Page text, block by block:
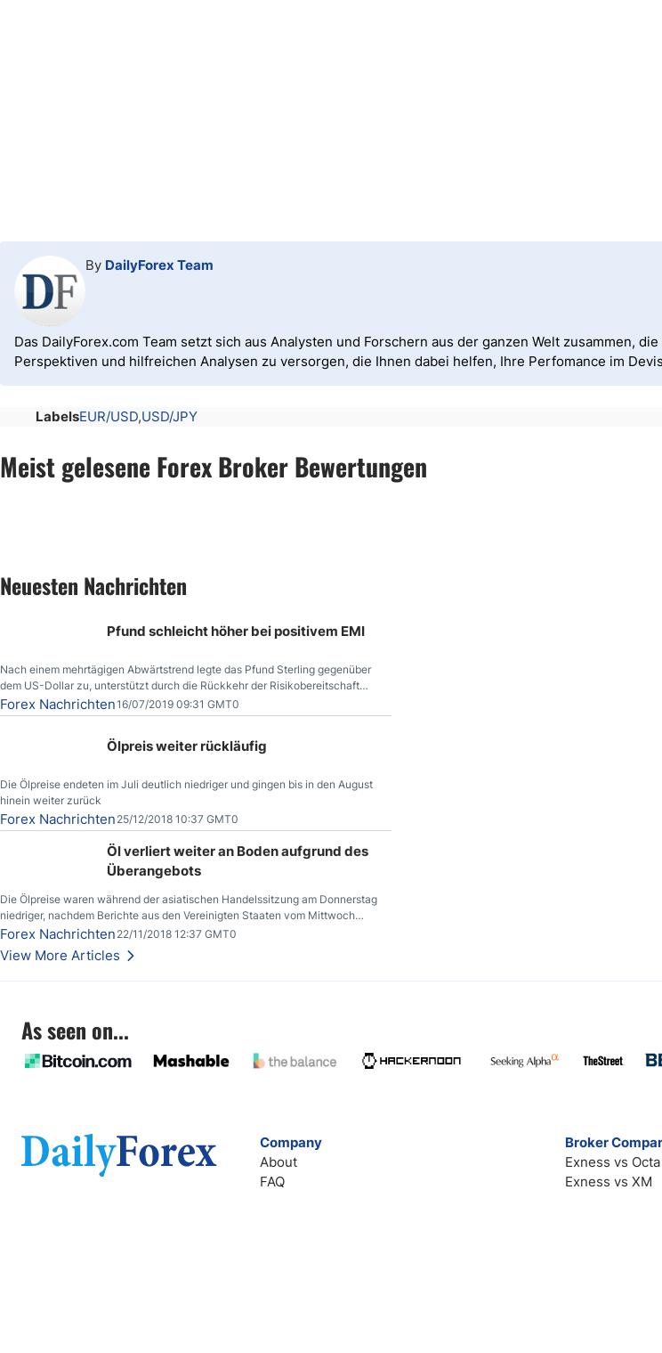
By DailyForex Team
Das DailyForex.com Team setzt sich aus Analysten und Forschern aus der ganzen Welt zusammen,
Perspektiven und hilfreichen Analysen zu versorgen, die Ihnen dabei helfen, Ihre Perfomance im
LabelsEUR/USD USD/JPY
Meist gelesene Forex Broker Bewertungen
Neuesten Nachrichten
Pfund schleicht höher bei positivem EMI
Nach einem mehrtägigen Abwärtstrend legte das Pfund Sterling gegenüber
dem US-Dollar zu, unterstützt durch die Rückkehr der Risikobereitschaft
aufgrund der Nachricht,
Forex Nachrichten16/07/2019 09:31 GMT0
Ölpreis weiter rückläufig
Die Ölpreise endeten im Juli deutlich niedriger und gingen bis in den August
hinein weiter zurück
Forex Nachrichten 25/12/2018 10:37 GMT0
Öl verliert weiter an Boden aufgrund des
Überangebots
Die Ölpreise waren während der asiatischen Handelssitzung am Donnerstag
niedriger, nachdem Berichte aus den Vereinigten Staaten vom Mittwoch
zeigten, dass die US-Rohöllagerbestände den höchsten Stand seit Dezember
2017 erreichten.
Forex Nachrichten 22/11/2018 12:37 GMT0
View More Articles
As seen on...
Company
About
FAQ
Broker
Exness vs Octa
Exness vs XM